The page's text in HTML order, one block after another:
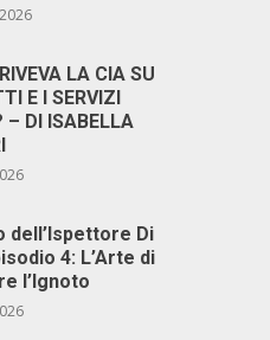
LA CIA SU
E I SERVIZI
– DI ISABELLA
dell’Ispettore Di
4: L’Arte di
l’Ignoto